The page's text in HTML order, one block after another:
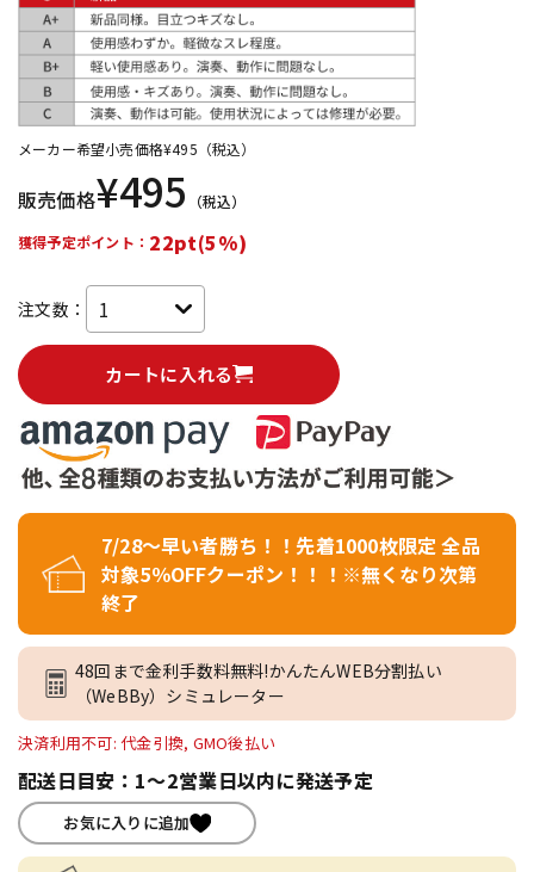
中古
メーカー希望小売価格¥495 （税込）
販売価格¥495
（税込）
獲得予定ポイント： 22pt(5%)
注文数：
カートに入れる
7/28～早い者勝ち！！先着1000枚限定 全品
対象5％OFFクーポン！！！※無くなり次第
終了
48回まで金利手数料無料!かんたんWEB分割払い
（WeBBy）シミュレーター
決済利用不可: 代金引換, GMO後払い
配送日目安：1～2営業日以内に発送予定
お気に入りに追加